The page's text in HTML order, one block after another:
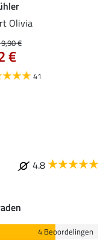
Olivia
€
€
41
4.8
4 Beoordelingen